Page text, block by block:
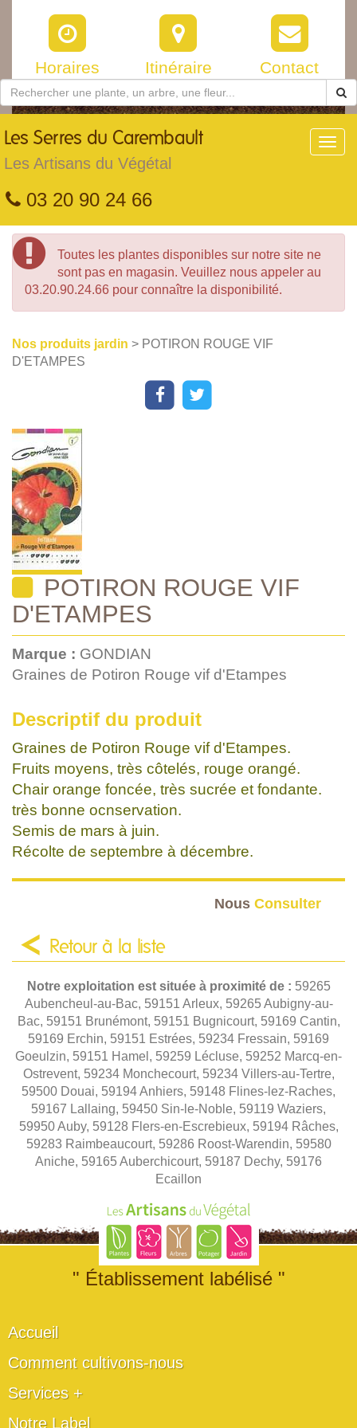
Horaires Itinéraire Contact
Les Serres du Carembault
Les Artisans du Végétal
03 20 90 24 66
Toutes les plantes disponibles sur notre site ne
sont pas en magasin. Veuillez nous appeler au
03.20.90.24.66 pour connaître la disponibilité.
Nos produits jardin > POTIRON ROUGE VIF
D'ETAMPES
POTIRON ROUGE VIF
D'ETAMPES
Marque : GONDIAN
Graines de Potiron Rouge vif d'Etampes
Descriptif du produit
Graines de Potiron Rouge vif d'Etampes.
Fruits moyens, très côtelés, rouge orangé.
Chair orange foncée, très sucrée et fondante.
très bonne ocnservation.
Semis de mars à juin.
Récolte de septembre à décembre.
Nous Consulter
Retour à la liste
Notre exploitation est située à proximité de : 59265
Aubencheul-au-Bac, 59151 Arleux, 59265 Aubigny-au-
Bac, 59151 Brunémont, 59151 Bugnicourt, 59169 Cantin,
59169 Erchin, 59151 Estrées, 59234 Fressain, 59169
Goeulzin, 59151 Hamel, 59259 Lécluse, 59252 Marcq-en-
Ostrevent, 59234 Monchecourt, 59234 Villers-au-Tertre,
59500 Douai, 59194 Anhiers, 59148 Flines-lez-Raches,
59167 Lallaing, 59450 Sin-le-Noble, 59119 Waziers,
59950 Auby, 59128 Flers-en-Escrebieux, 59194 Râches,
59283 Raimbeaucourt, 59286 Roost-Warendin, 59580
Aniche, 59165 Auberchicourt, 59187 Dechy, 59176
Ecaillon
" Établissement labélisé "
Accueil
Comment cultivons-nous
Services +
Notre Label